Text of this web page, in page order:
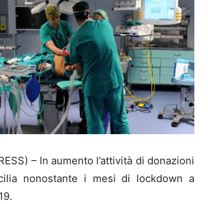
– In aumento l’attività di donazioni
nonostante i mesi di lockdown a